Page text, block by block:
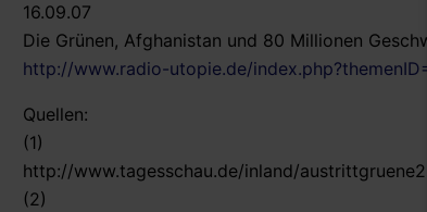
16.09.07
Die Grünen, Afghanistan und 80 Millionen
http://www.radio-utopie.de/
Quellen:
(1)
http://www.tagesschau.de/inland/
(2)